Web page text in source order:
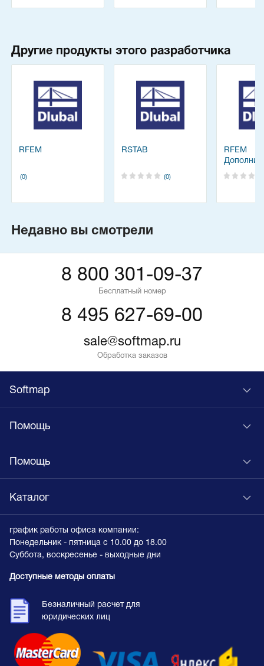
Другие продукты этого разработчика
RFEM
(0)
RSTAB
(0)
RFEM
модули -
Недавно вы смотрели
8 800 301-09-37
Бесплатный номер
8 495 627-69-00
sale@softmap.ru
Обработка заказов
Softmap
Помощь
Помощь
Каталог
график работы офиса компании:
Понедельник - пятница с 10.00 до 18.00
Суббота, воскресенье - выходные дни
Доступные методы оплаты
Безналичный расчет для
юридических лиц